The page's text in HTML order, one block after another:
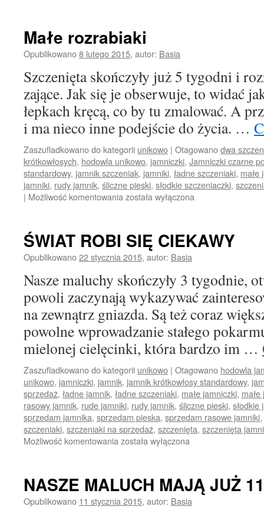
Małe rozrabiaki
Opublikowano8 lutego 2015, autor: Basia
Szczenięta skończyły już 5 tygodni i
zające. Jak się je obserwuje, to widać
łepkach kręcą, co by tu zmalować. A
i ma nieco inne podejście do życia. …
Zaszufladkowano do kategorii unikowo | Otagowanodwa
krótkowłosych, hodowla unikowo, jamniczki, Jamniczki czarne
standardowy, jamnik szczeniak, jamniki, ładne szczeniaki, małe
jamniki, rudy jamnik, śliczne pieski, słodkie szczeniaczki,
| Możliwość komentowania Małe
została wyłączona
ŚWIAT ROBI SIĘ CIEKAWY
Opublikowano22 stycznia 2015, autor: Basia
Nasze maluchy skończyły 3 tygodnie,
powoli zaczynają wykazywać
na zewnątrz gniazda. Są też coraz
powolne wprowadzanie stałego
mielonej cielęcinki, która bardzo im …
Zaszufladkowano do kategorii unikowo | Otagowano hodowla
unikowo, jamniczki, jamnik, jamnik krótkowłosy standardowy,
sprzedaż, ładne jamnik, ładne szczeniaki, małe jamniczki,
rasowy jamnik, rude jamniki, rudy jamnik, śliczne pieski, słodkie
sprzedam jamnika, sprzedam pieska, sprzedam rasowe jamniki,
szczeniaki, szczeniaki na sprzedaż, szczenięta, szczenięta
Możliwość komentowania ŚWIAT
została wyłączona
NASZE MALUCH MAJĄ JUŻ
Opublikowano 11 stycznia 2015, autor: Basia